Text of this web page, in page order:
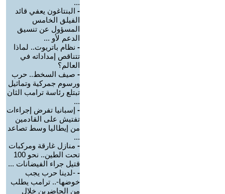
...
- البنتاغون يعفي قائد
الفيلق الخامس
المسؤول عن تنسيق
الدعم لأو ...
- نظام باتريوت.. لماذا
تتناقص إمداداته في
العالم؟
- صيف السخط.. حرب
ورسوم جمركية وتماثيل
تبتلع رئاسة ترامب الثان
...
- إسبانيا تفرض إجراءات
تفتيش على القادمين
من إيطاليا وسط تصاعد
...
- منازل غارقة ومركبات
تحت الطين.. نحو 100
قتيل جراء الفيضانات ...
- -لدينا حرب يجب
خوضها-.. ترامب يطلب
من الحاضرين خلال